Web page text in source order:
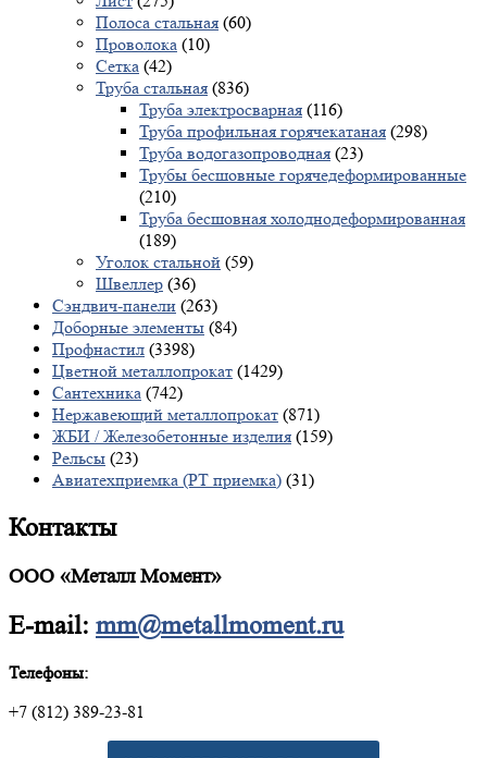
Полоса стальная (60)
Проволока (10)
Сетка (42)
Труба стальная (836)
Труба электросварная (116)
Труба профильная горячекатаная (298)
Труба водогазопроводная (23)
Трубы бесшовные горячедеформированные
(210)
Труба бесшовная холоднодеформированная
(189)
Уголок стальной (59)
Швеллер (36)
Сэндвич-панели (263)
Доборные элементы (84)
Профнастил (3398)
Цветной металлопрокат (1429)
Сантехника (742)
Нержавеющий металлопрокат (871)
ЖБИ / Железобетонные изделия (159)
Рельсы (23)
Авиатехприемка (РТ приемка) (31)
Контакты
ООО «Металл Момент»
E-mail: mm@metallmoment.ru
Телефоны:
+7 (812) 389-23-81